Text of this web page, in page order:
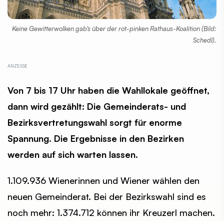
Keine Gewitterwolken gab’s über der rot-pinken Rathaus-Koalition (Bild:
Schedl).
Von 7 bis 17 Uhr haben die Wahllokale geöffnet,
dann wird gezählt: Die Gemeinderats- und
Bezirksvertretungswahl sorgt für enorme
Spannung. Die Ergebnisse in den Bezirken
werden auf sich warten lassen.
1.109.936 Wienerinnen und Wiener wählen den
neuen Gemeinderat. Bei der Bezirkswahl sind es
noch mehr: 1.374.712 können ihr Kreuzerl machen.